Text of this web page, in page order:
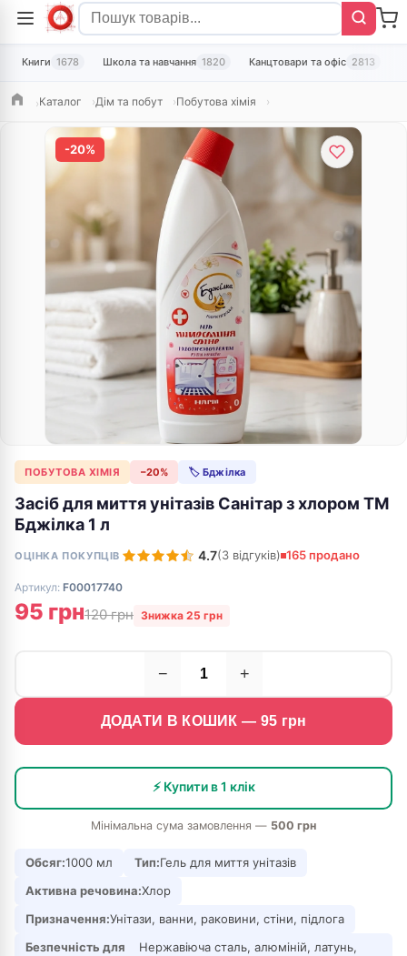
Книги 1678 Школа та навчання 1820 Канцтовари та офіс 2813
ГоловнаКаталог Дім та побут Побутова хімія
-20%
ПОБУТОВА ХІМІЯ −20% 🏷 Бджілка
Засіб для миття унітазів Санітар з хлором ТМ
Бджілка 1 л
ОЦІНКА ПОКУПЦІВ 4.7(3 відгуків) 165 продано
Артикул: F00017740
95 грн120 грн Знижка 25 грн
− +
ДОДАТИ В КОШИК — 95 грн
⚡ Купити в 1 клік
Мінімальна сума замовлення — 500 грн
Обсяг:1000 мл Тип:Гель для миття унітазів
Активна речовина:Хлор
Призначення:Унітази, ванни, раковини, стіни, підлога
Безпечність для
Нержавіюча сталь, алюміній, латунь,